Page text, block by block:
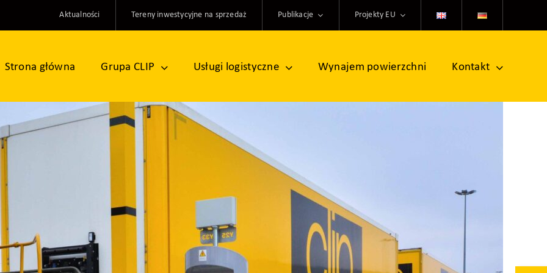
Aktualności Tereny inwestycyjne na sprzedaż Publikacje Projekty EU
Strona główna Grupa CLIP Usługi logistyczne Wynajem powierzchni Kontakt